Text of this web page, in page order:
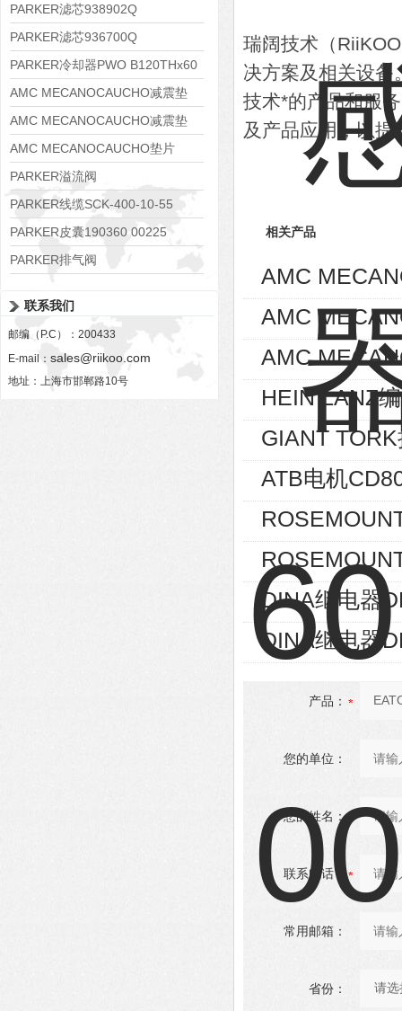
PARKER滤芯938902Q
PARKER滤芯936700Q
PARKER冷却器PWO B120THx60
AMC MECANOCAUCHO减震垫
138552
AMC MECANOCAUCHO减震垫
138551
AMC MECANOCAUCHO垫片
608074
PARKER溢流阀
RE06M35W2N1KWXG087
PARKER线缆SCK-400-10-55
PARKER皮囊190360 00225
PARKER排气阀
联系我们
邮编（P.C）：200433
E-mail： sales@riikoo.com
地址：上海市邯郸路10号
瑞阔技术（
决方案及相关设备
技术*的产品和服
及产品应用，以提
相关产品
AMC
AMC
AMC
HEIN LANZ
GIANT
ATB电机
DINA继电器
DINA继电器
产品：
您的单位：
您的姓名：
联系电话：
常用邮箱：
省份：